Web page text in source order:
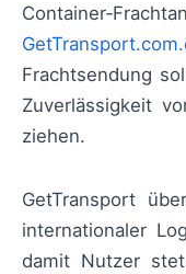
Frachtsendung
Zuverlässigkeit
ziehen.
GetTransport
internationaler
damit Nutzer